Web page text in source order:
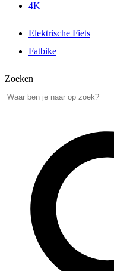
4K
Elektrische Fiets
Fatbike
Zoeken